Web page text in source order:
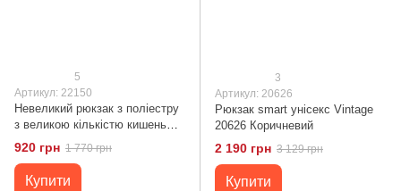
5
Артикул: 22150
Невеликий рюкзак з поліестру
з великою кількістю кишень
Vintage 22150 Коричневий
920 грн 1 770 грн
Купити
3
Артикул: 20626
Рюкзак smart унісекс Vintage
20626 Коричневий
2 190 грн 3 129 грн
Купити